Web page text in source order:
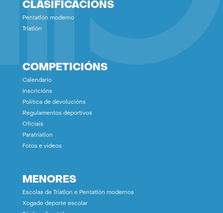
CLASIFICACIÓNS
Pentatlón moderno
Tríatlón
COMPETICIÓNS
Calendario
Inscricións
Política de devolucións
Regulamentos deportivos
Oficiais
Paratríatlon
Fotos e vídeos
MENORES
Escolas de Tríatlon e Pentatlón modernos
Xogade deporte escolar